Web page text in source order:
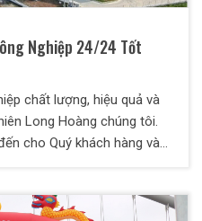
Nghiệp 24/24 Tốt
chất lượng, hiệu quả và
Long Hoàng chúng tôi.
cho Quý khách hàng và